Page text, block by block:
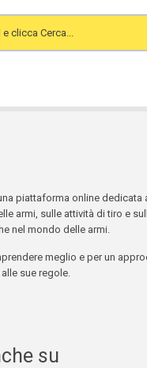
piattaforma online dedicata
armi, sulle attività di tiro e
nel mondo delle armi.
meglio e per un
sue regole.
su